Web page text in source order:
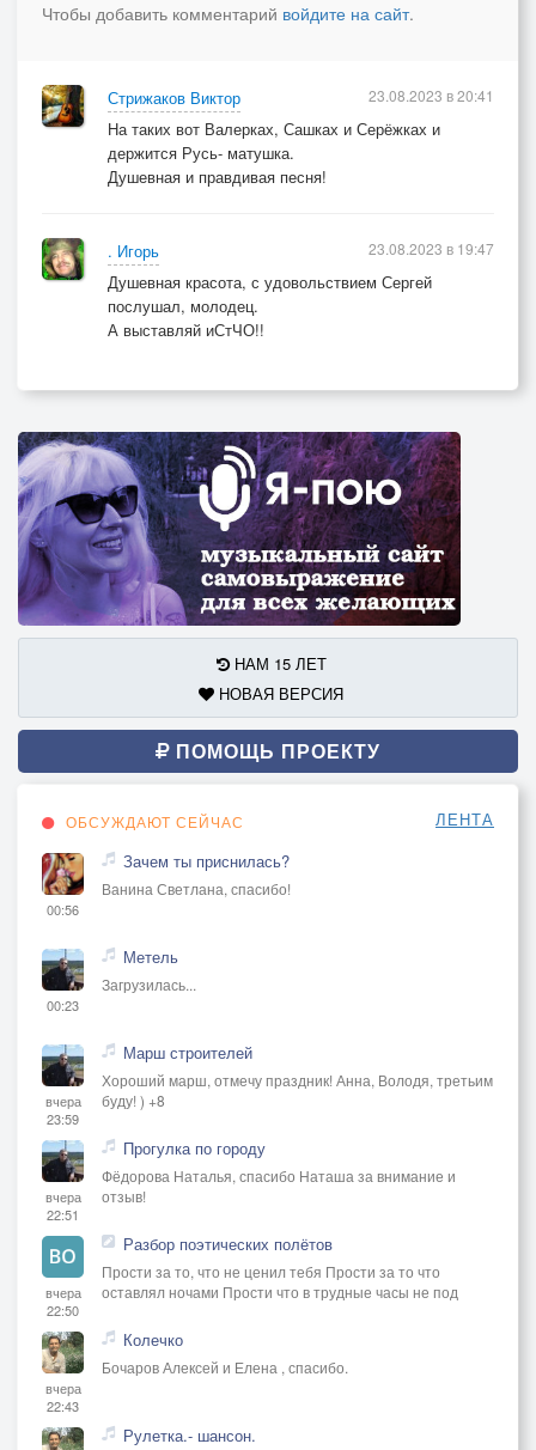
Чтобы добавить комментарий войдите на сайт.
Стрижаков Виктор
На таких вот Валерках, Сашках и Серёжках и
держится Русь- матушка.
Душевная и правдивая песня!
23.08.2023 в 20:41
. Игорь
Душевная красота, с удовольствием Сергей
послушал, молодец.
А выставляй иСтЧО!!
23.08.2023 в 19:47
НАМ 15 ЛЕТ
НОВАЯ ВЕРСИЯ
ПОМОЩЬ ПРОЕКТУ
ОБСУЖДАЮТ СЕЙЧАС ЛЕНТА
00:56
Зачем ты приснилась?
Ванина Светлана, спасибо!
00:23
Метель
Загрузилась...
вчера
23:59
Марш строителей
Хороший марш, отмечу праздник! Анна, Володя, третьим
буду! ) +8
вчера
22:51
Прогулка по городу
Фёдорова Наталья, спасибо Наташа за внимание и
отзыв!
вчера
22:50
Разбор поэтических полётов
Прости за то, что не ценил тебя Прости за то что
оставлял ночами Прости что в трудные часы не под
вчера
22:43
Колечко
Бочаров Алексей и Елена , спасибо.
Рулетка.- шансон.